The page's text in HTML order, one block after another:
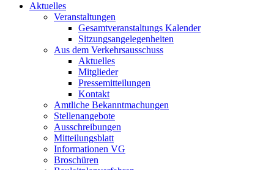
Aktuelles
Veranstaltungen
Gesamtveranstaltungs Kalender
Sitzungsangelegenheiten
Aus dem Verkehrsausschuss
Aktuelles
Mitglieder
Pressemitteilungen
Kontakt
Amtliche Bekanntmachungen
Stellenangebote
Ausschreibungen
Mitteilungsblatt
Informationen VG
Broschüren